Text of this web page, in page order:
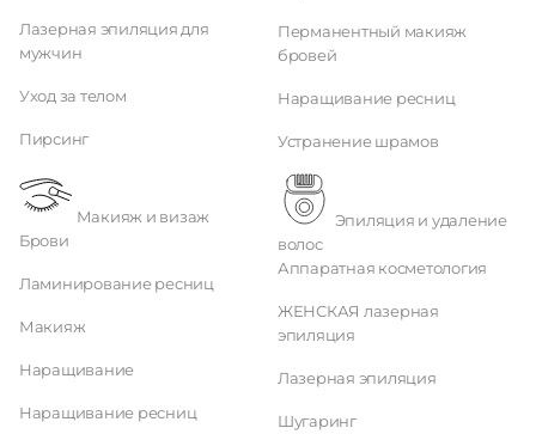
Лазерная эпиляция для
мужчин
Уход за телом
Пирсинг
Макияж и визаж
Брови
Ламинирование ресниц
Макияж
Наращивание
Наращивание ресниц
Перманентный макияж
бровей
Наращивание ресниц
Устранение шрамов
волос
Аппаратная косметология
ЖЕНСКАЯ лазерная
эпиляция
Лазерная эпиляция
Шугаринг